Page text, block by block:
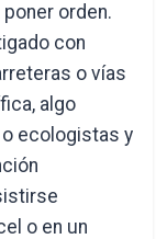
orden.
con
o vías
algo
ecologistas y
o en un